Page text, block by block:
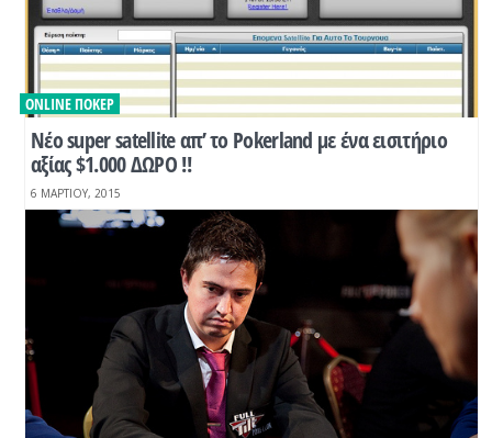
Νέο super satellite απ’ το Pokerland με ένα εισιτήριο
αξίας $1.000 ΔΩΡΟ !!
ONLINE ΠΌΚΕΡ
6 ΜΑΡΤΊΟΥ, 2015